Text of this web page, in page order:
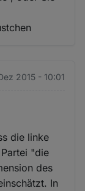
2015 - 10:01
die linke
"die
des
In